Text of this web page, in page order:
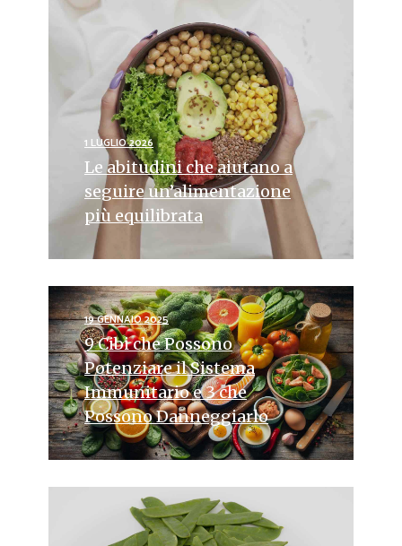
1 LUGLIO 2026
Le abitudini che aiutano a
seguire un’alimentazione
più equilibrata
19 GENNAIO 2025
9 Cibi che Possono
Potenziare il Sistema
Immunitario e 3 che
Possono Danneggiarlo